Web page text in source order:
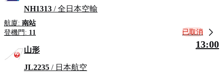
NH1313 / 全日本空輸
航廈: 南站
登機門: 11 已取消
山形
JL2235 / 日本航空
13:00